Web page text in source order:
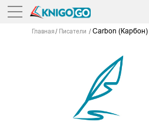
Главная Писатели Carbon (Карбон)